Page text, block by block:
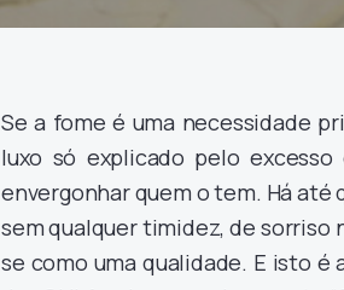
Se a fome é uma necessidade
luxo só explicado pelo
envergonhar quem o tem. Há até
sem qualquer timidez, de sorriso
se como uma qualidade. E isto é